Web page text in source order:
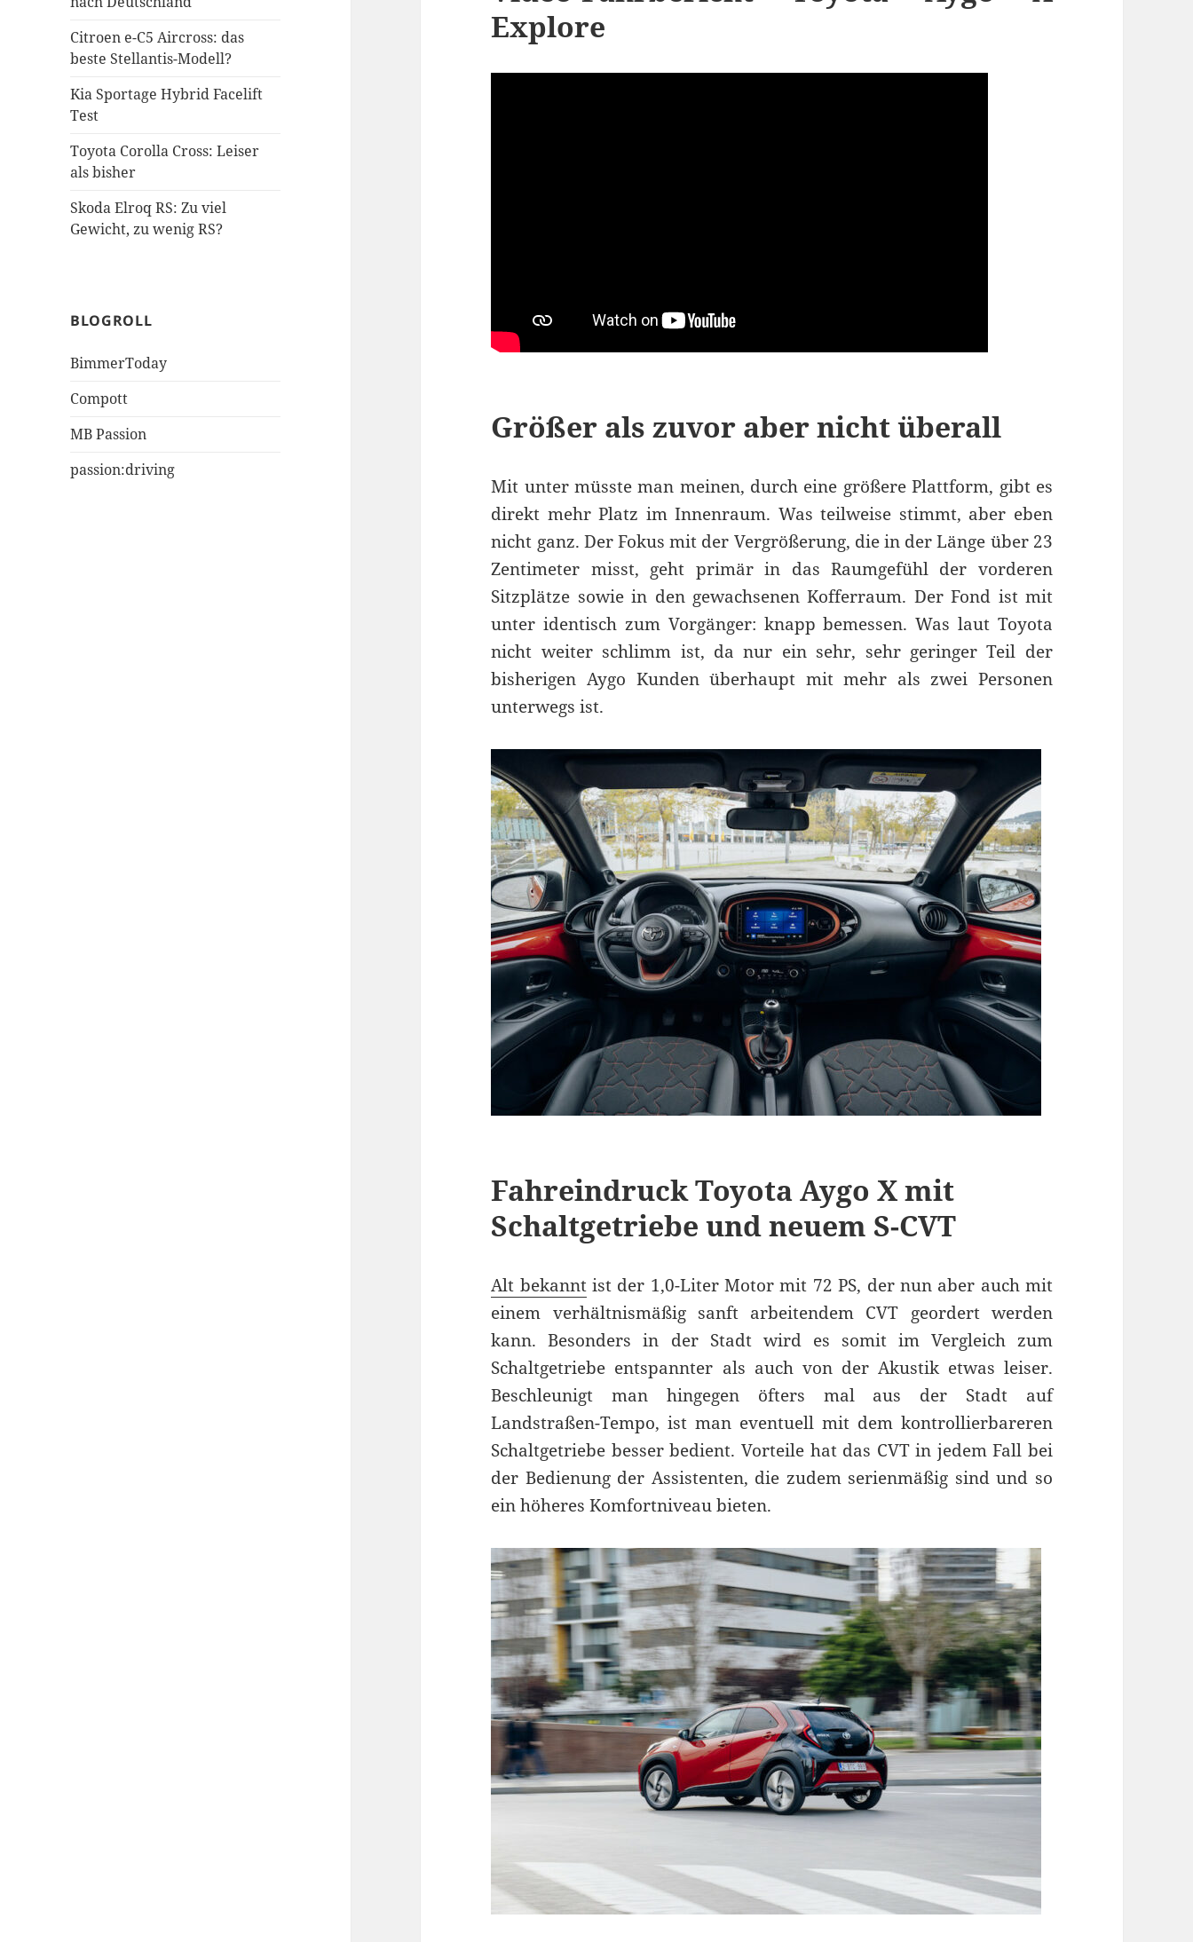
Citroen e-C5 Aircross: das
beste Stellantis-Modell?
Kia Sportage Hybrid Facelift
Test
Toyota Corolla Cross: Leiser
als bisher
Skoda Elroq RS: Zu viel
Gewicht, zu wenig RS?
BLOGROLL
BimmerToday
Compott
MB Passion
passion:driving
Explore
Größer als zuvor aber nicht überall
Mit unter müsste man meinen, durch eine größere Plattform, gibt es
direkt mehr Platz im Innenraum. Was teilweise stimmt, aber eben
nicht ganz. Der Fokus mit der Vergrößerung, die in der Länge über 23
Zentimeter misst, geht primär in das Raumgefühl der vorderen
Sitzplätze sowie in den gewachsenen Kofferraum. Der Fond ist mit
unter identisch zum Vorgänger: knapp bemessen. Was laut Toyota
nicht weiter schlimm ist, da nur ein sehr, sehr geringer Teil der
bisherigen Aygo Kunden überhaupt mit mehr als zwei Personen
unterwegs ist.
Fahreindruck Toyota Aygo X mit
Schaltgetriebe und neuem S-CVT
Alt bekanntist der 1,0-Liter Motor mit 72 PS, der nun aber auch mit
einem verhältnismäßig sanft arbeitendem CVT geordert werden
kann. Besonders in der Stadt wird es somit im Vergleich zum
Schaltgetriebe entspannter als auch von der Akustik etwas leiser.
Beschleunigt man hingegen öfters mal aus der Stadt auf
Landstraßen-Tempo, ist man eventuell mit dem kontrollierbareren
Schaltgetriebe besser bedient. Vorteile hat das CVT in jedem Fall bei
der Bedienung der Assistenten, die zudem serienmäßig sind und so
ein höheres Komfortniveau bieten.